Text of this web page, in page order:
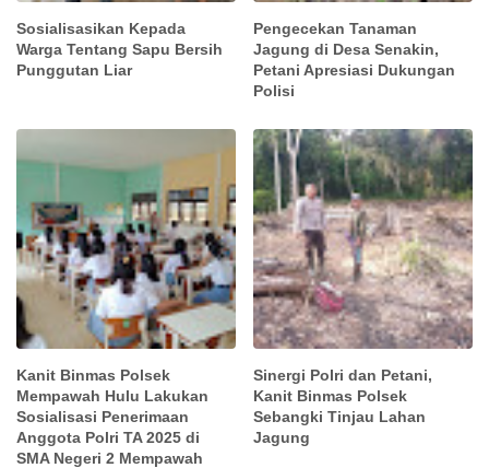
Sosialisasikan Kepada
Warga Tentang Sapu Bersih
Punggutan Liar
Pengecekan Tanaman
Jagung di Desa Senakin,
Petani Apresiasi Dukungan
Polisi
Kanit Binmas Polsek
Mempawah Hulu Lakukan
Sosialisasi Penerimaan
Anggota Polri TA 2025 di
SMA Negeri 2 Mempawah
Sinergi Polri dan Petani,
Kanit Binmas Polsek
Sebangki Tinjau Lahan
Jagung